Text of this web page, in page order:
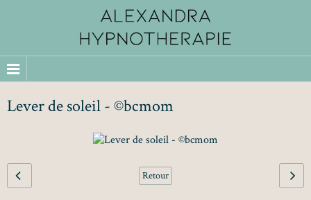
Lever de soleil - ©bcmom
Retour